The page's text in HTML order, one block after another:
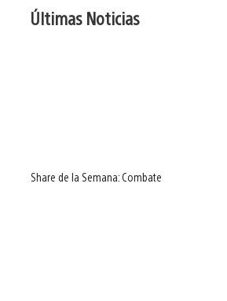
Últimas Noticias
Share de la Semana: Combate